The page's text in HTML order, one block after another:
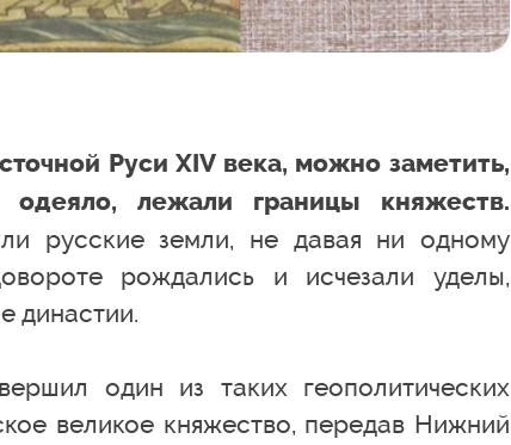
Руси XIV века, можно заметить,
одеяло, лежали границы княжеств.
русские земли, не давая ни одному
рождались и исчезали уделы,
династии.
один из таких геополитических
великое княжество, передав Нижний